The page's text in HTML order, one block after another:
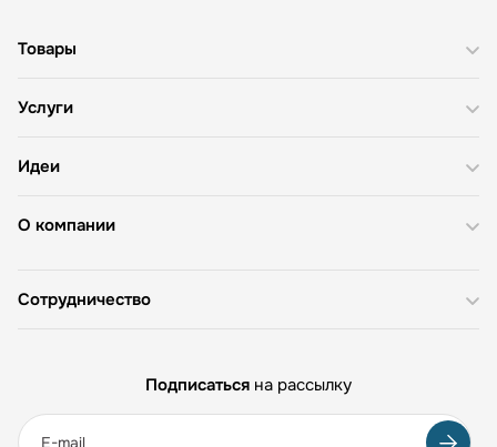
О компании
Товары
Услуги
Идеи
Сотрудничество
Подписаться на рассылку